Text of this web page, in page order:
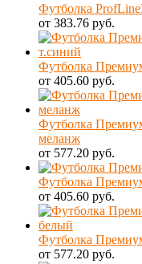
Футболка
от 383.76 руб.
Футболка
от 405.60 руб.
Футболка
меланж
от 577.20 руб.
Футболка
от 405.60 руб.
Футболка
от 577.20 руб.